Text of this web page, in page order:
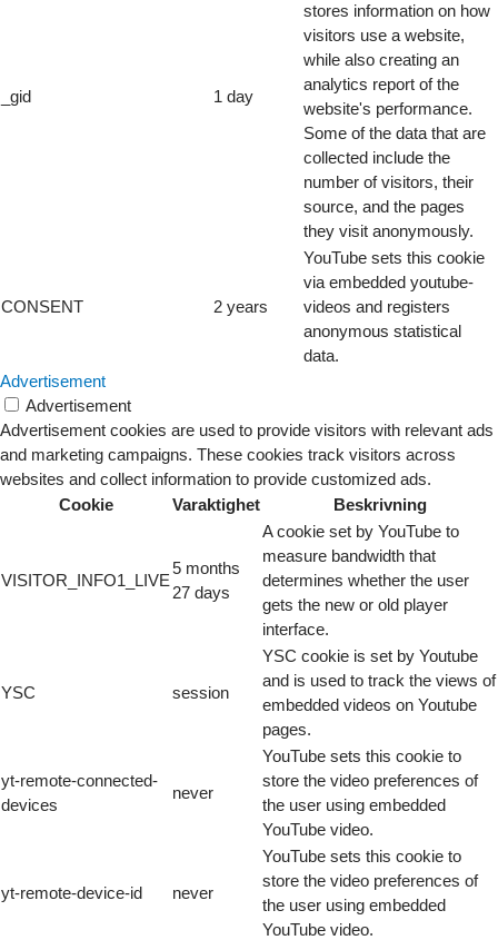
_gid 1 day
stores information on how
visitors use a website,
while also creating an
analytics report of the
website's performance.
Some of the data that are
collected include the
number of visitors, their
source, and the pages
they visit anonymously.
CONSENT 2 years
YouTube sets this cookie
via embedded youtube-
videos and registers
anonymous statistical
data.
Advertisement
Advertisement
Advertisement cookies are used to provide visitors with relevant ads
and marketing campaigns. These cookies track visitors across
websites and collect information to provide customized ads.
Cookie
Varaktighet Beskrivning
VISITOR_INFO1_LIVE
5 months
27 days
A cookie set by YouTube to
measure bandwidth that
determines whether the user
gets the new or old player
interface.
YSC session
YSC cookie is set by Youtube
and is used to track the views of
embedded videos on Youtube
pages.
yt-remote-connected-
devices
never
YouTube sets this cookie to
store the video preferences of
the user using embedded
YouTube video.
yt-remote-device-id never
YouTube sets this cookie to
store the video preferences of
the user using embedded
YouTube video.